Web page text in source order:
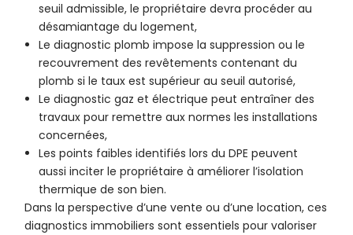
seuil admissible, le propriétaire devra procéder au
désamiantage du logement,
Le diagnostic plomb impose la suppression ou le
recouvrement des revêtements contenant du
plomb si le taux est supérieur au seuil autorisé,
Le diagnostic gaz et électrique peut entraîner des
travaux pour remettre aux normes les installations
concernées,
Les points faibles identifiés lors du DPE peuvent
aussi inciter le propriétaire à améliorer l’isolation
thermique de son bien.
Dans la perspective d’une vente ou d’une location, ces
diagnostics immobiliers sont essentiels pour valoriser